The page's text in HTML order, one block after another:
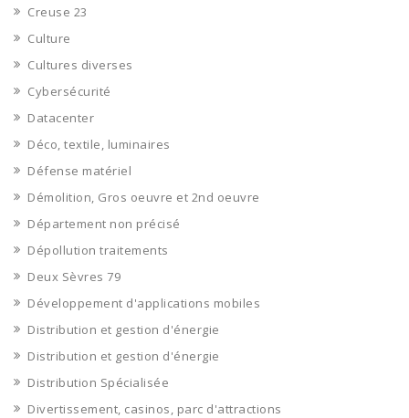
Creuse 23
Culture
Cultures diverses
Cybersécurité
Datacenter
Déco, textile, luminaires
Défense matériel
Démolition, Gros oeuvre et 2nd oeuvre
Département non précisé
Dépollution traitements
Deux Sèvres 79
Développement d'applications mobiles
Distribution et gestion d'énergie
Distribution et gestion d'énergie
Distribution Spécialisée
Divertissement, casinos, parc d'attractions